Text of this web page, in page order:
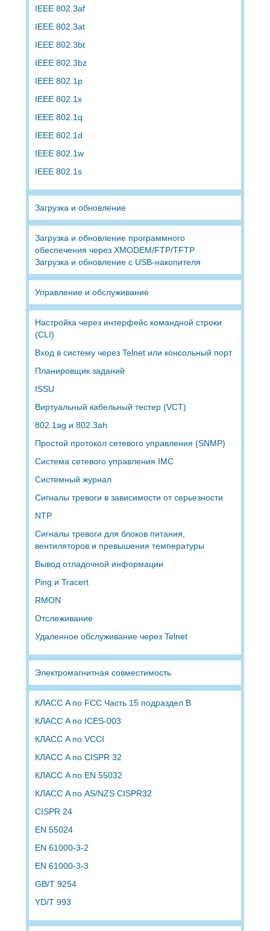
IEEE 802.3af
IEEE 802.3at
IEEE 802.3bt
IEEE 802.3bz
IEEE 802.1p
IEEE 802.1x
IEEE 802.1q
IEEE 802.1d
IEEE 802.1w
IEEE 802.1s
Загрузка и обновление
Загрузка и обновление программного
обеспечения через XMODEM/FTP/TFTP
Загрузка и обновление с USB-накопителя
Управление и обслуживание
Настройка через интерфейс командной строки
(CLI)
Вход в систему через Telnet или консольный порт
Планировщик заданий
ISSU
Виртуальный кабельный тестер (VCT)
802.1ag и 802.3ah
Простой протокол сетевого управления (SNMP)
Система сетевого управления IMC
Системный журнал
Сигналы тревоги в зависимости от серьезности
NTP
Сигналы тревоги для блоков питания,
вентиляторов и превышения температуры
Вывод отладочной информации
Ping и Tracert
RMON
Отслеживание
Удаленное обслуживание через Telnet
Электромагнитная совместимость
КЛАСС A по FCC Часть 15 подраздел B
КЛАСС A по ICES-003
КЛАСС A по VCCI
КЛАСС A по CISPR 32
КЛАСС A по EN 55032
КЛАСС A по AS/NZS CISPR32
CISPR 24
EN 55024
EN 61000-3-2
EN 61000-3-3
GB/T 9254
YD/T 993